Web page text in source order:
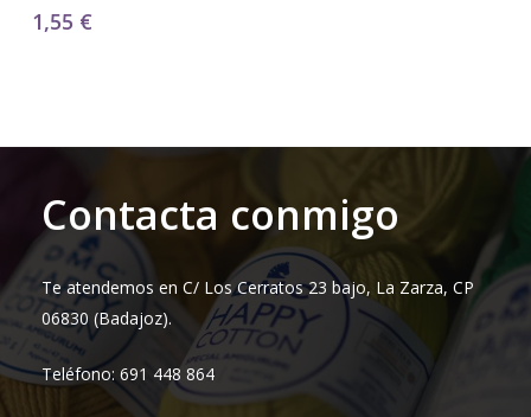
1,55 €
Contacta conmigo
Te atendemos en C/ Los Cerratos 23 bajo, La Zarza, CP
06830 (Badajoz).
Teléfono: 691 448 864